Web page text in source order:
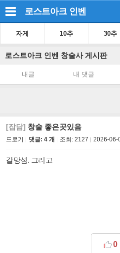
로스트아크 인벤
자게 10추 30추
로스트아크 인벤 창술사 게시판
내글 내 댓글
[잡담] 창술 좋은곳있음
드로기 댓글: 4 개 조회: 2127 2026-06-
갈망섬. 그리고
0